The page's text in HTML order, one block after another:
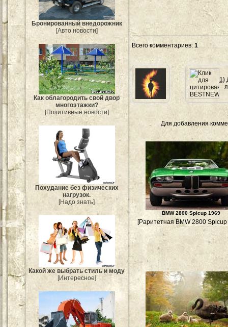
Бронированный внедорожник
[Авто новости]
Как облагородить свой двор
многоэтажки?
[Позитивные новости]
Похудание без физических
нагрузок.
[Надо знать]
Какой же выбрать стиль и моду
[Интересное]
Всего комментариев: 1
1)
Для добавления
BMW 2800 Spicup 1969
[Раритетная BMW 2800